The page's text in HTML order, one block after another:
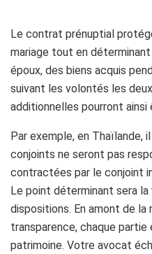
Le contrat prénuptial
mariage tout en
époux, des biens acquis
suivant les volontés les
additionnelles pourront ainsi
Par exemple, en Thaïlande,
conjoints ne seront pas
contractées par le conjoint
Le point déterminant sera
dispositions. En amont de
transparence, chaque partie
patrimoine. Votre avocat